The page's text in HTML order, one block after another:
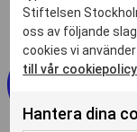
Stiftelsen
oss av följande
cookies vi
till vår
Hantera dina